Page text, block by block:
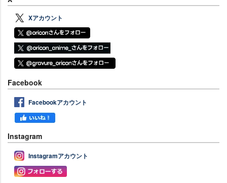
Xアカウント
Facebook
Facebookアカウント
Instagram
Instagramアカウント